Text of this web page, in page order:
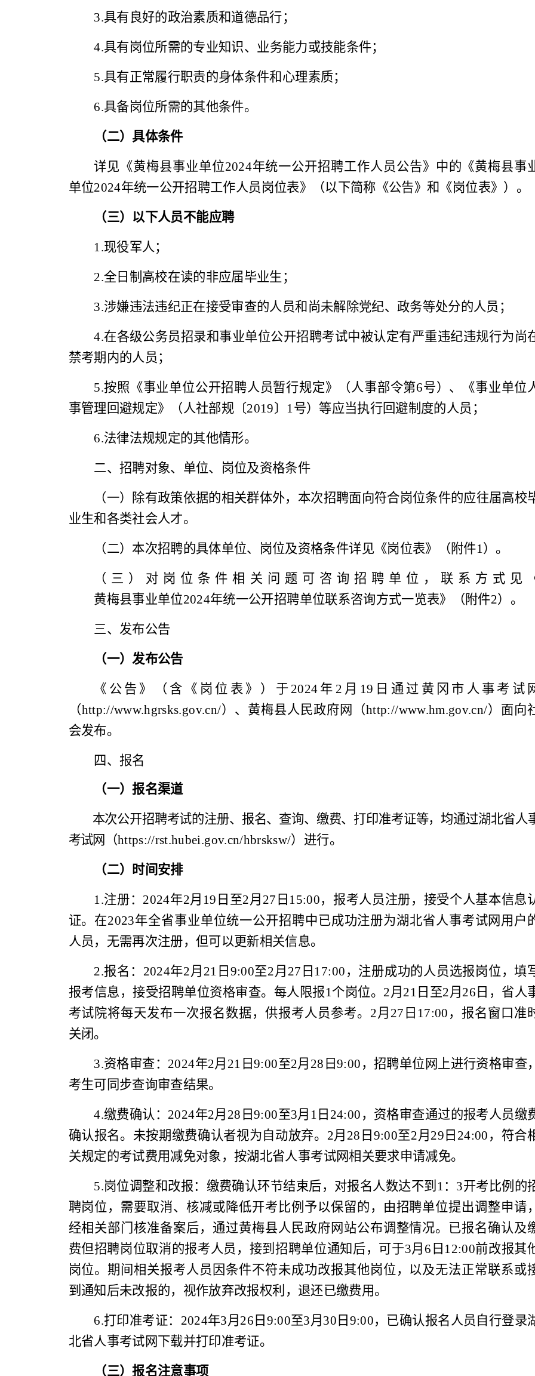
3.具有良好的政治素质和道德品行；
4.具有岗位所需的专业知识、 业务能力或技能条件；
5.具有正常履行职责的身体条件和心理素质；
6.具备岗位所需的其他条件。
（二）具体条件
详见《黄梅县事业单位2024年统一公开招聘工作人员公告》中的《黄梅县事
单位2024年统一公开招聘工作人员岗位表》 （以下简称《公告》和《岗位表》）。
（三） 以下人员不能应聘
1.现役军人；
2.全日制高校在读的非应届毕业生；
3.涉嫌违法违纪正在接受审查的人员和尚未解除党纪、政务等处分的人员；
4.在各级公务员招录和事业单位公开招聘考试中被认定有严重违纪违规行为尚
禁考期内的人员；
5.按照《事业单位公开招聘人员暂行规定》 （人事部令第6号） 、《事业单位
事管理回避规定》（人社部规〔2019〕 1号）等应当执行回避制度的人员；
6.法律法规规定的其他情形。
二、招聘对象、单位、岗位及资格条件
（一）除有政策依据的相关群体外，本次招聘面向符合岗位条件的应往届高校
业生和各类社会人才。
（二）本次招聘的具体单位、岗位及资格条件详见《岗位表》（附件1）。
（三）对岗位条件相关问题可咨询招聘单位，联系方式见
黄梅县事业单位2024年统一公开招聘单位联系咨询方式一览表》（附件2）。
三、 发布公告
（一）发布公告
《公告》（含《岗位表》）于 2024 年 2 月 19 日通过黄冈市人事考试
（http://www.hgrsks.gov.cn/）、黄梅县人民政府网（http://www.hm.gov.cn/）面向
会发布。
四、报名
（一）报名渠道
本次公开招聘考试的注册、报名、查询、缴费、打印准考证等，均通过湖北省人
考试网
（https://rst.hubei.gov.cn/hbrsksw/）进行。
（二）时间安排
1.注册： 2024年2月 19 日至2月 27 日 15:00，报考人员注册，接受个人基本信息
证。在2023年全省事业单位统一公开招聘中已成功注册为湖北省人事考试网用户
人员，无需再次注册，但可以更新相关信息。
2.报名： 2024年2月 21 日 9:00至2月 27 日 17:00 ，注册成功的人员选报岗位，填
报考信息，接受招聘单位资格审查。每人限报1个岗位。 2月 21 日至2月 26 日，省人
考试院将每天发布一次报名数据，供报考人员参考。 2月 27 日 17:00 ，报名窗口准
关闭。
3.资格审查： 2024年2月 21 日9:00至2月 28 日9:00 ，招聘单位网上进行资格审查
考生可同步查询审查结果。
4.缴费确认： 2024年2月 28 日9:00至3月 1 日 24:00 ，资格审查通过的报考人员缴
确认报名。未按期缴费确认者视为自动放弃。 2月 28 日 9:00至2月 29 日 24:00 ，符合
关规定的考试费用减免对象，按湖北省人事考试网相关要求申请减免。
5.岗位调整和改报：缴费确认环节结束后，对报名人数达不到 1： 3开考比例的
聘岗位，需要取消、核减或降低开考比例予以保留的，由招聘单位提出调整申请
经相关部门核准备案后，通过黄梅县人民政府网站公布调整情况。已报名确认及
费但招聘岗位取消的报考人员，接到招聘单位通知后，可于3月 6 日 12:00前改报其
岗位。期间相关报考人员因条件不符未成功改报其他岗位，以及无法正常联系或
到通知后未改报的，视作放弃改报权利 ，退还已缴费用。
6.打印准考证： 2024年3月 26 日 9:00至3月 30 日 9:00，已确认报名人员自行登录
北省人事考试网下载并打印准考证。
（三）报名注意事项